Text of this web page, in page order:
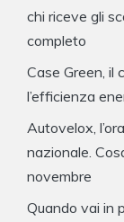
chi riceve gli
completo
Case Green, il
l’efficienza
Autovelox,
nazionale.
novembre
Quando vai in